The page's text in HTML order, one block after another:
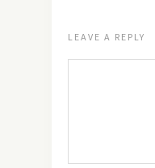
LEAVE A REPLY